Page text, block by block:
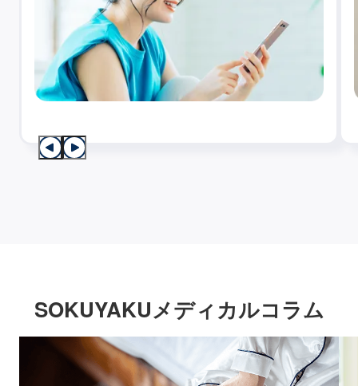
SOKUYAKUメディカルコラム